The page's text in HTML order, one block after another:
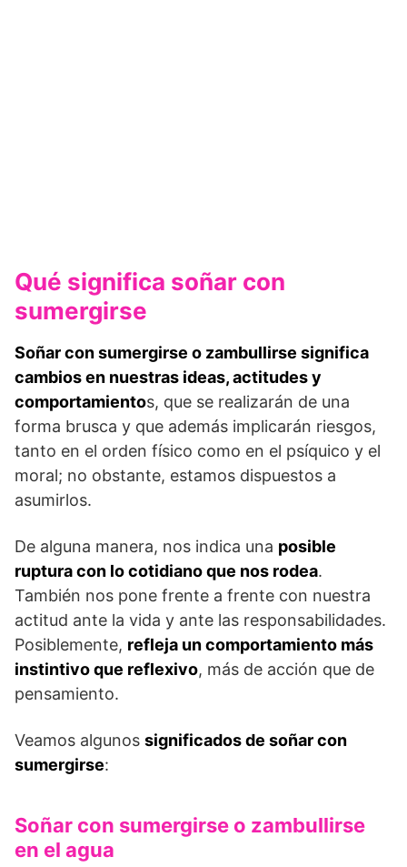
Qué significa soñar con
sumergirse
Soñar con sumergirse o zambullirse significa
cambios en nuestras ideas, actitudes y
comportamientos, que se realizarán de una
forma brusca y que además implicarán riesgos,
tanto en el orden físico como en el psíquico y el
moral; no obstante, estamos dispuestos a
asumirlos.
De alguna manera, nos indica una posible
ruptura con lo cotidiano que nos rodea.
También nos pone frente a frente con nuestra
actitud ante la vida y ante las responsabilidades.
Posiblemente, refleja un comportamiento más
instintivo que reflexivo, más de acción que de
pensamiento.
Veamos algunos significados de soñar con
sumergirse:
Soñar con sumergirse o zambullirse
en el agua